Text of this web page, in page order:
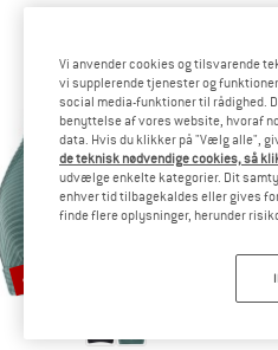
Rabat
40%
Vi anvender cookies og tilsvarende
vi supplerende tjenester og
social media-funktioner til rådighed.
benyttelse af vores website, hvoraf
data. Hvis du klikker på "Vælg alle",
de teknisk nødvendige cookies, så
udvælge enkelte kategorier. Dit
enhver tid tilbagekaldes eller gives
finde flere oplysninger, herunder